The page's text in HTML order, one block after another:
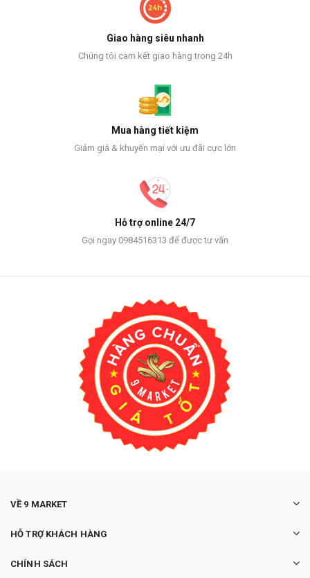
Giao hàng siêu nhanh
Chúng tôi cam kết giao hàng trong 24h
Mua hàng tiết kiệm
Giảm giá & khuyến mại với ưu đãi cực lớn
Hỗ trợ online 24/7
Gọi ngay 0984516313 để được tư vấn
VỀ 9 MARKET
HỖ TRỢ KHÁCH HÀNG
CHÍNH SÁCH